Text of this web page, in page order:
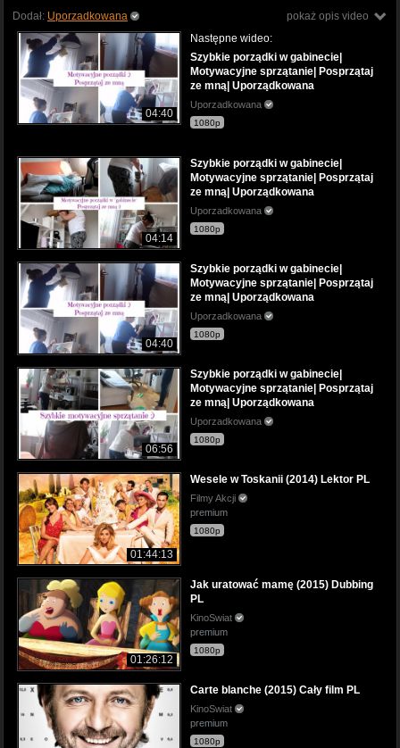
pokaż opis video
Dodał: Uporzadkowana
04:40
Następne wideo:
Szybkie porządki w gabinecie|
Motywacyjne sprzątanie| Posprzątaj
ze mną| Uporządkowana
Uporzadkowana
1080p
04:14
Szybkie porządki w gabinecie|
Motywacyjne sprzątanie| Posprzątaj
ze mną| Uporządkowana
Uporzadkowana
1080p
04:40
Szybkie porządki w gabinecie|
Motywacyjne sprzątanie| Posprzątaj
ze mną| Uporządkowana
Uporzadkowana
1080p
06:56
Szybkie porządki w gabinecie|
Motywacyjne sprzątanie| Posprzątaj
ze mną| Uporządkowana
Uporzadkowana
1080p
01:44:13
Wesele w Toskanii (2014) Lektor PL
Filmy Akcji
premium
1080p
01:26:12
Jak uratować mamę (2015) Dubbing
PL
KinoSwiat
premium
1080p
Carte blanche (2015) Cały film PL
KinoSwiat
premium
1080p